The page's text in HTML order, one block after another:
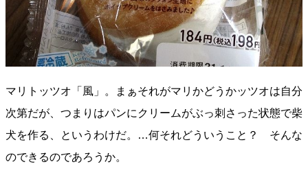
マリトッツオ「風」。まぁそれがマリかどうかッツオは自分
次第だが、つまりはパンにクリームがぶっ刺さった状態で柴
犬を作る、というわけだ。…何それどういうこと？ そんな
のできるのであろうか。